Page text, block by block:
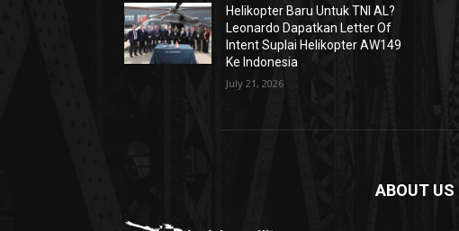
Helikopter Baru Untuk TNI AL?
Leonardo Dapatkan Letter Of
Intent Suplai Helikopter AW149
Ke Indonesia
July 21, 2026
ABOUT US